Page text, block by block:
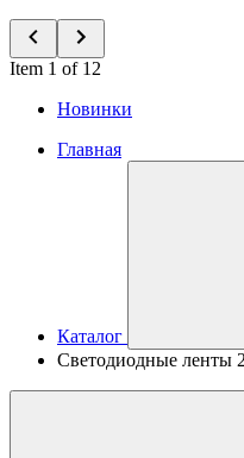
Item 1 of 12
Новинки
Главная
Каталог
Светодиодные ленты